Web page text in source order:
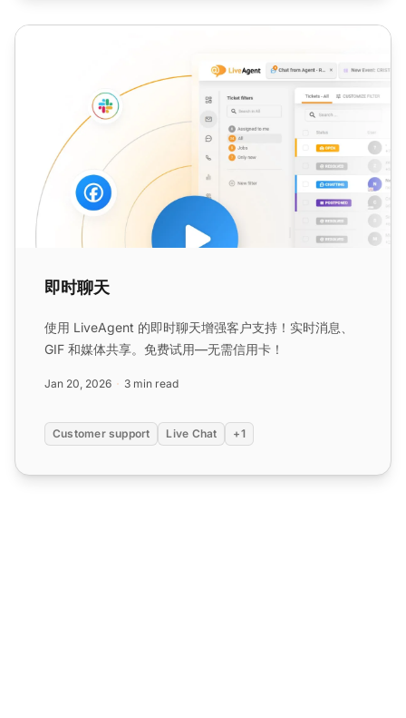
即时聊天
即时聊天
使用 LiveAgent 的即时聊天增强客户支持！实时消息、
GIF 和媒体共享。免费试用—无需信用卡！
Jan 20, 2026 3 min read
Customer support Live Chat +1